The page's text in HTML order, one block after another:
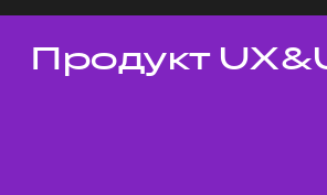
Темы докладов
Продукт